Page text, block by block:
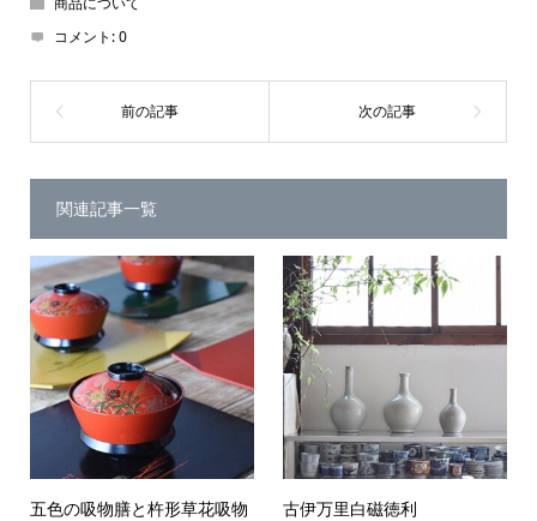
コメント:0
関連記事一覧
五色の吸物膳と杵形草花吸物
古伊万里白磁徳利